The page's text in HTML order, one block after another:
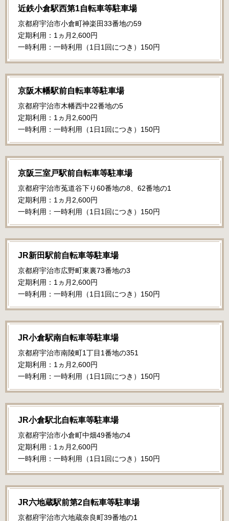
近鉄小倉駅西第1自転車等駐車場
京都府宇治市小倉町神楽田33番地の59
定期利用：1ヵ月2,600円
一時利用：一時利用（1日1回につき）150円
京阪木幡駅前自転車等駐車場
京都府宇治市木幡西中22番地の5
定期利用：1ヵ月2,600円
一時利用：一時利用（1日1回につき）150円
京阪三室戸駅前自転車等駐車場
京都府宇治市菟道谷下り60番地の8、62番地の1
定期利用：1ヵ月2,600円
一時利用：一時利用（1日1回につき）150円
JR新田駅前自転車等駐車場
京都府宇治市広野町東裏73番地の3
定期利用：1ヵ月2,600円
一時利用：一時利用（1日1回につき）150円
JR小倉駅南自転車等駐車場
京都府宇治市南陵町1丁目1番地の351
定期利用：1ヵ月2,600円
一時利用：一時利用（1日1回につき）150円
JR小倉駅北自転車等駐車場
京都府宇治市小倉町中畑49番地の4
定期利用：1ヵ月2,600円
一時利用：一時利用（1日1回につき）150円
JR六地蔵駅前第2自転車等駐車場
京都府宇治市六地蔵奈良町39番地の1